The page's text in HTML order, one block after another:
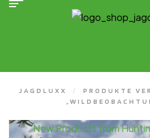
JAGDLUXX /
PRODUKTE
New Products from